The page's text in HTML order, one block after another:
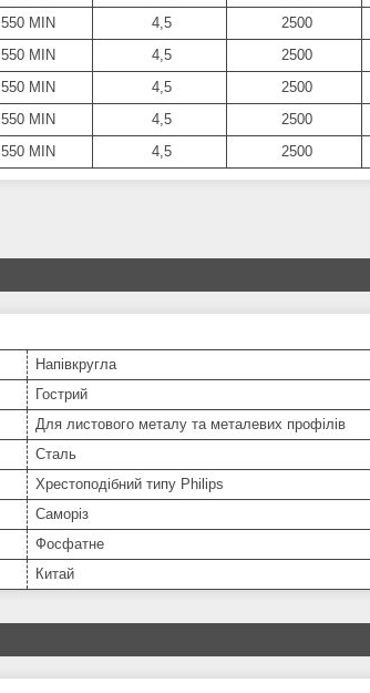
550 MIN 4,5 2500
550 MIN 4,5 2500
550 MIN 4,5 2500
550 MIN 4,5 2500
550 MIN 4,5 2500
Напівкругла
Гострий
Для листового металу та металевих профілів
Сталь
Хрестоподібний типу Philips
Саморіз
Фосфатне
Китай